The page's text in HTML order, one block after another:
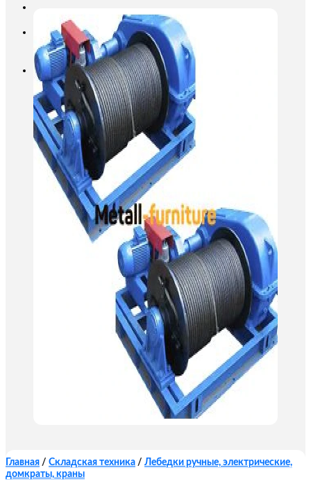
Искать:
Главная / Складская техника / Лебедки ручные, электрические,
домкраты, краны